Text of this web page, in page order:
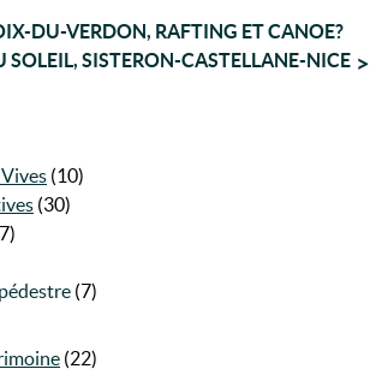
DU-VERDON, RAFTING ET CANOE?
SOLEIL, SISTERON-CASTELLANE-NICE
(10)
(30)
(7)
(22)